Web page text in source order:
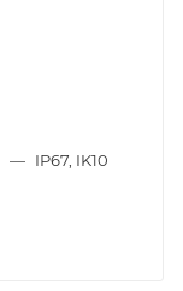
— IP67, IK10